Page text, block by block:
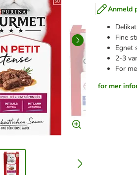
Anmeld
Fine
Egnet
2-3
For
for mer